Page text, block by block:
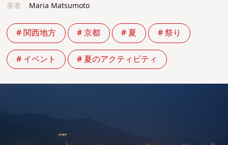
著者
Maria Matsumoto
# 関西地方 # 京都 # 夏 # 祭り
# イベント # 夏のアクティビティ